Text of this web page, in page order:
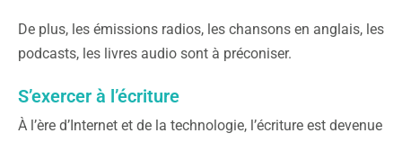
De plus, les émissions radios, les chansons en anglais, les
podcasts, les livres audio sont à préconiser.
S’exercer à l’écriture
À l’ère d’Internet et de la technologie, l’écriture est devenue